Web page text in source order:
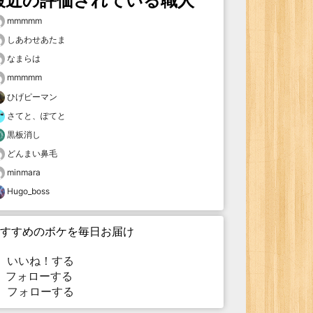
mmmmm
しあわせあたま
なまらは
mmmmm
ひげピーマン
さてと、ぽてと
黒板消し
どんまい鼻毛
minmara
Hugo_boss
すめのボケを毎日お届け
いいね！する
ォローする
フォローする